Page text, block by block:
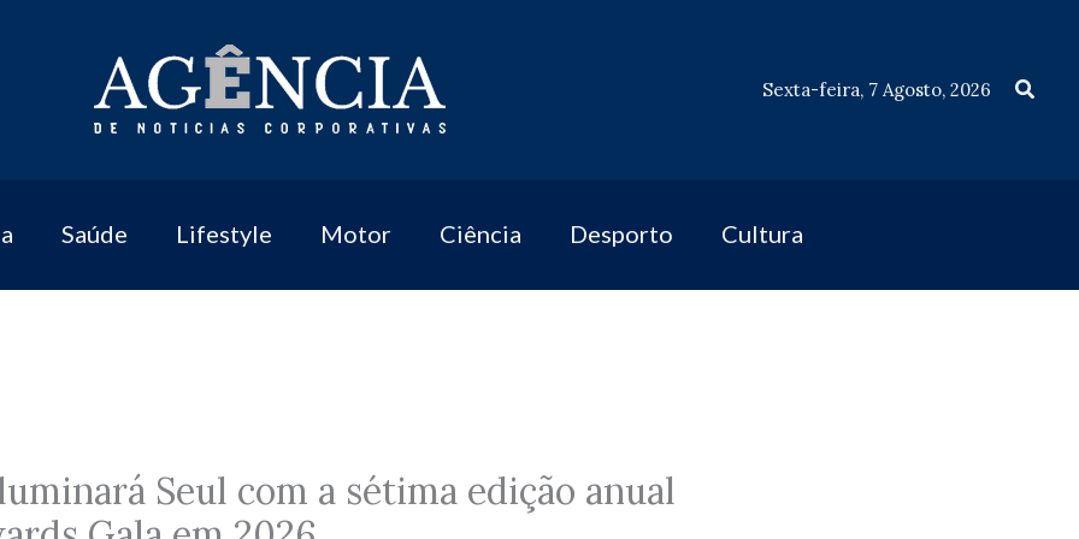
Sexta-feira, 7 Agosto, 2026
Saúde Lifestyle Motor Ciência Desporto Cultura
Seul com a sétima edição anual